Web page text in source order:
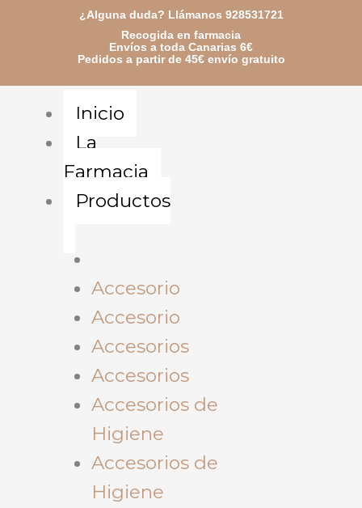
¿Alguna duda? Llámanos 928531721
Recogida en farmacia
Envíos a toda Canarias 6€
Pedidos a partir de 45€ envío gratuito
Inicio
La
Farmacia
Productos
Accesorio
Accesorio
Accesorios
Accesorios
Accesorios de
Higiene
Accesorios de
Higiene